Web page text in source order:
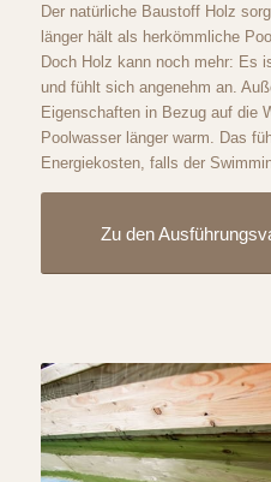
Der natürliche Baustoff Holz
länger hält als herkömmliche
Doch Holz kann noch mehr: Es
und fühlt sich angenehm an.
Eigenschaften in Bezug auf die
Poolwasser länger warm. Das
Energiekosten, falls der
Zu den